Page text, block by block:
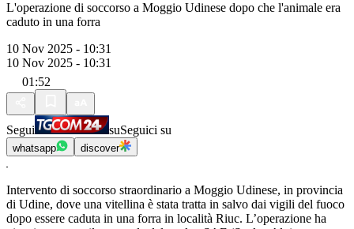
L'operazione di soccorso a Moggio Udinese dopo che l'animale era
caduto in una forra
10 Nov 2025 - 10:31
10 Nov 2025 - 10:31
01:52
Segui suSeguici su
whatsapp discover
Intervento di soccorso straordinario a Moggio Udinese, in provincia
di Udine, dove una vitellina è stata tratta in salvo dai vigili del fuoco
dopo essere caduta in una forra in località Riuc. L’operazione ha